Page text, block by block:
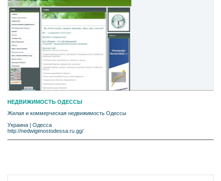
НЕДВИЖИМОСТЬ ОДЕССЫ
Жилая и коммерческая недвижимость Одессы
Украина | Одесса
http://nedwigimostodessa.ru.gg/